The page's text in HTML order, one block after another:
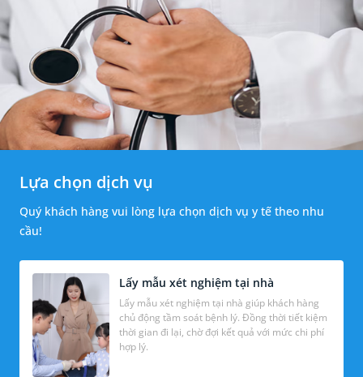
Lựa chọn dịch vụ
Quý khách hàng vui lòng lựa chọn dịch vụ y tế theo nhu
cầu!
Lấy mẫu xét nghiệm tại nhà
Lấy mẫu xét nghiệm tại nhà giúp khách hàng
chủ động tầm soát bệnh lý. Đồng thời tiết kiệm
thời gian đi lại, chờ đợi kết quả với mức chi phí
hợp lý.